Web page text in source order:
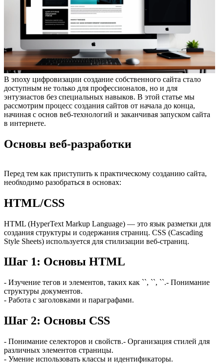
В эпоху цифровизации создание собственного сайта стало
доступным не только для профессионалов, но и для
энтузиастов без специальных навыков. В этой статье мы
рассмотрим процесс создания сайтов от начала до конца,
начиная с основ веб-технологий и заканчивая запуском сайта
в интернете.
Основы веб-разработки
Перед тем как приступить к практическому созданию сайта,
необходимо разобраться в основах:
HTML/CSS
HTML (HyperText Markup Language) — это язык разметки для
создания структуры и содержания страниц. CSS (Cascading
Style Sheets) используется для стилизации веб-страниц.
Шаг 1: Основы HTML
- Изучение тегов и элементов, таких как ``, ``, ``.- Понимание
структуры документов.
- Работа с заголовками и параграфами.
Шаг 2: Основы CSS
- Понимание селекторов и свойств.- Организация стилей для
различных элементов страницы.
- Умение использовать классы и идентификаторы.